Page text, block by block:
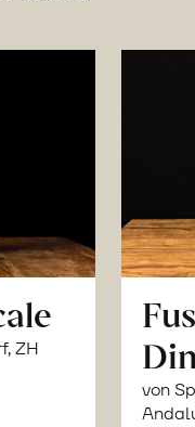
ZH
von